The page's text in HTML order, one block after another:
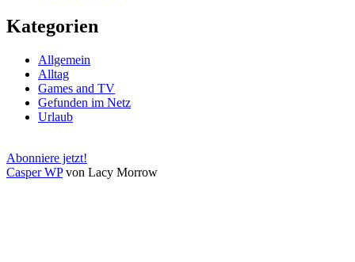
Kategorien
Allgemein
Alltag
Games and TV
Gefunden im Netz
Urlaub
Abonniere jetzt!
Casper WPvon Lacy Morrow